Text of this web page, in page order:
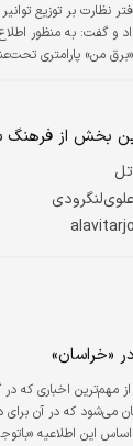
نظارت بر توزیع
و گفت: به منظور
من» پارامتری
برق مورد نیاز بخش
بدون قطعی دارد،
بخش از فرهنگ
«خراسان»
مهم‌ترین اخباری که
می‌شود که در آن برای
این اطلاعیه